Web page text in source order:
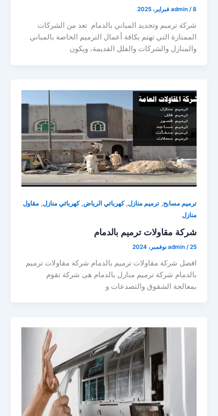
admin /8 فبراير، 2025
شركة ترميم وتجديد المباني بالدمام تعد من الشركات
الممتازة التي تهتم بكافة أعمال الترميم الخاصة بالمباني
والمنازل والشركات والفلل القديمة، ويكون
ترميم مسابح,ترميم منازل,كهربائي الرياض,كهربائي منازل,مقاول
منازل
شركة مقاولات ترميم بالدمام
admin /25 نوفمبر، 2024
افضل شركة مقاولات ترميم بالدمام شركة مقاولات ترميم
بالدمام شركة ترميم منازل بالدمام هى شركة تقوم
بمعالجة الشقوق والتصدعات و